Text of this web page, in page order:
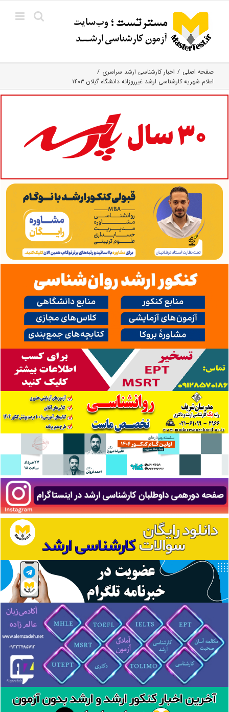
content
صفحه اصلی
اخبار کارشناسی ارشد سراسری
اعلام شهریه کارشناسی ارشد غیرروزانه دانشگاه گیلان ۱۴۰۳